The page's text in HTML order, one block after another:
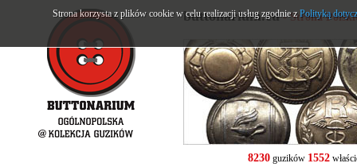
buttonarium.eu- Strona
8230guzików 1552
Strona korzysta z plików cookie w celu realizacji usług zgodnie zPolityką